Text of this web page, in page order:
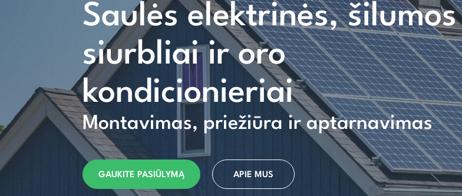
Saulės elektrinės, šilumos
siurbliai ir oro
kondicionieriai
Montavimas, priežiūra ir aptarnavimas
GAUKITE PASIŪLYMĄ APIE MUS